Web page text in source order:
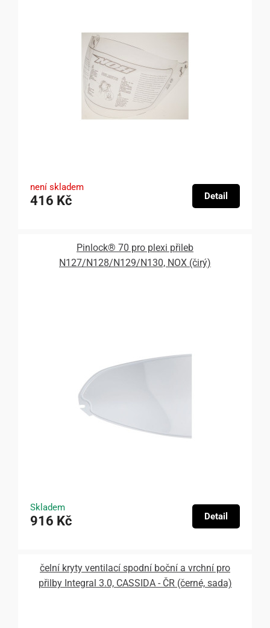
není skladem
416 Kč Detail
Pinlock® 70 pro plexi přileb
N127/N128/N129/N130, NOX (čirý)
Skladem
916 Kč Detail
čelní kryty ventilací spodní boční a vrchní pro
přilby Integral 3.0, CASSIDA - ČR (černé, sada)